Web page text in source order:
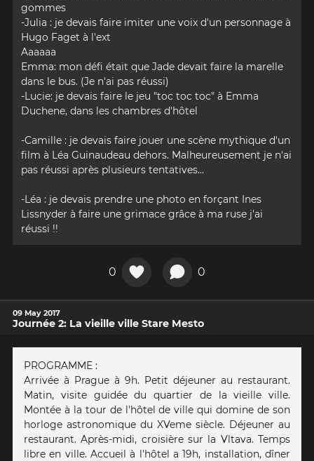
gommes
-Julia : je devais faire imiter une voix d'un personnage à
Hugo Faget à l'ext
Aaaaaa
Emma: mon défi était que Jade devait faire la marelle
dans le bus. (Je n'ai pas réussi)
-Lucie: je devais faire le jeu "toc toc toc" à Emma
Duchene, dans les chambres d'hôtel
-Camille : je devais faire jouer une scène mythique d'un
film à Léa Guinaudeau dehors. Malheureusement je n'ai
pas réussi après plusieurs tentatives...
-Léa : je devais prendre une photo en forçant Ines
Lissnyder à faire une grimace grâce à ma ruse j'ai
réussi !!
0 0
09 May 2017
Journée 2: La vieille ville Stare Mesto
PROGRAMME :
Arrivée à Prague à 9h. Petit déjeuner au restaurant.
Matin, visite guidée du quartier de la vieille ville.
Montée à la tour de l'hôtel de ville qui domine de son
horloge astronomique du XVeme siècle. Déjeuner au
restaurant. Après-midi, croisière sur la Vltava. Temps
libre en ville. Accueil à l'hôtel a 19h, installation, dîner